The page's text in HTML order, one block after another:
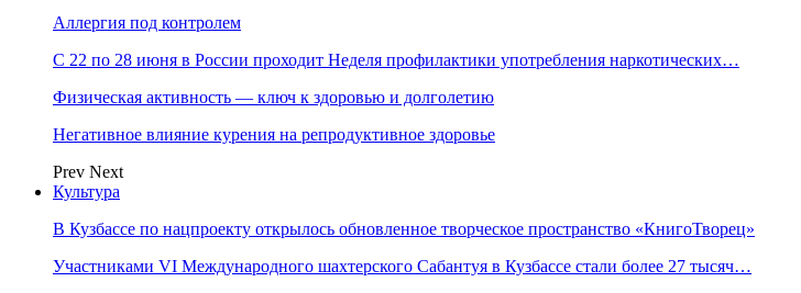
Аллергия под контролем
С 22 по 28 июня в России проходит Неделя профилактики употребления наркотических…
Физическая активность — ключ к здоровью и долголетию
Негативное влияние курения на репродуктивное здоровье
Prev Next
Культура
В Кузбассе по нацпроекту открылось обновленное творческое пространство «КнигоТворец»
Участниками VI Международного шахтерского Сабантуя в Кузбассе стали более 27 тысяч…